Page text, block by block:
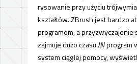
rysowanie przy użyciu
kształtów. ZBrush jest bardzo
programem, a przyzwyczajenie
zajmuje dużo czasu .W program
system ciągłej pomocy,